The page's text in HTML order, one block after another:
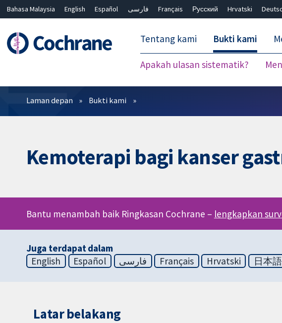
Bahasa Malaysia English Español فارسی Français Русский Hrvatski
Tentang kami Bukti kami
Apakah ulasan sistematik?
Penapis
Laman depan Bukti kami
Kemoterapi bagi kanser
Bantu menambah baik Ringkasan Cochrane – lengkapkan
Juga terdapat dalam
English
Español فارسی Français Hrvatski 日本語
Latar belakang